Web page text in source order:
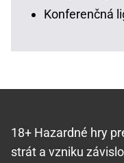
Konferenčná
18+ Hazardné hry
strát a vzniku